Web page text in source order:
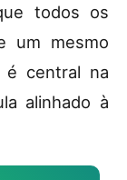
todos os
um mesmo
é central na
alinhado à